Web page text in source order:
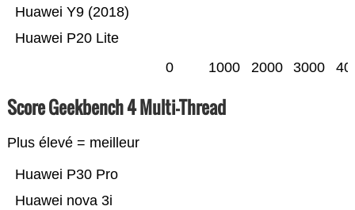
Huawei P20 Lite
Huawei Y9 (2018)
0 1000 2000 3000
Score Geekbench 4 Multi-Thread
Plus élevé = meilleur
Huawei nova 3i
Huawei P30 Pro